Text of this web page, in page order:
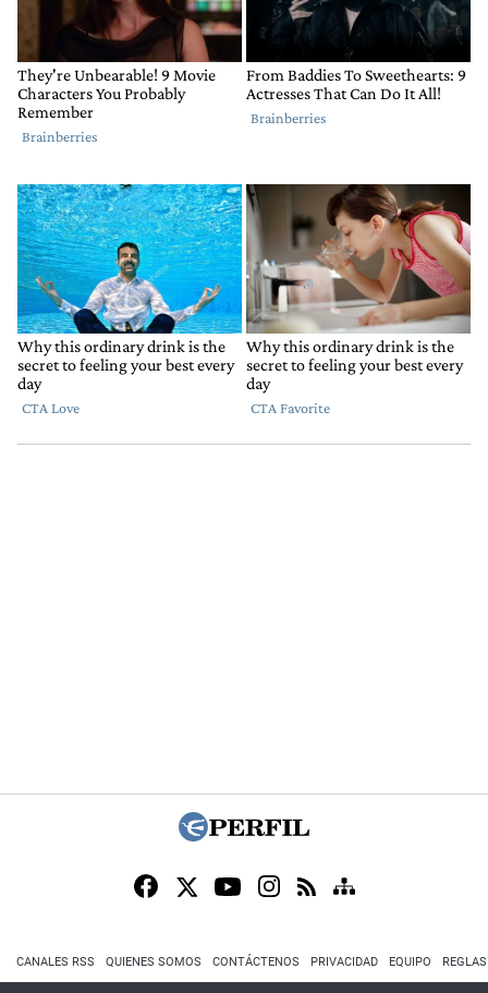
CANALES RSS QUIENES SOMOS CONTÁCTENOS PRIVACIDAD EQUIPO